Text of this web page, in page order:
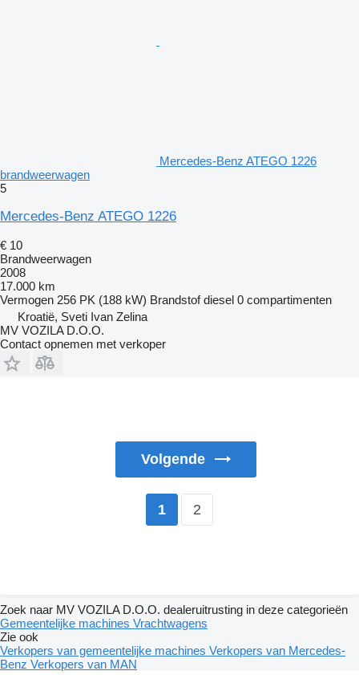
Mercedes-Benz ATEGO 1226
brandweerwagen
5
Mercedes-Benz ATEGO 1226
€ 10
Brandweerwagen
2008
17.000 km
Vermogen 256 PK (188 kW) Brandstof diesel 0 compartimenten
Kroatië, Sveti Ivan Zelina
MV VOZILA D.O.O.
Contact opnemen met verkoper
Volgende
1 2
Zoek naar MV VOZILA D.O.O. dealeruitrusting in deze categorieën
Gemeentelijke machines Vrachtwagens
Zie ook
Verkopers van gemeentelijke machines Verkopers van Mercedes-
Benz Verkopers van MAN